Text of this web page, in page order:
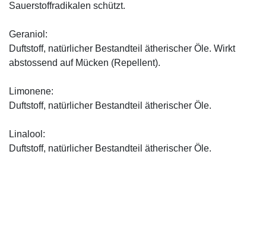
Sauerstoffradikalen schützt.
Geraniol:
Duftstoff, natürlicher Bestandteil ätherischer Öle. Wirkt
abstossend auf Mücken (Repellent).
Limonene:
Duftstoff, natürlicher Bestandteil ätherischer Öle.
Linalool:
Duftstoff, natürlicher Bestandteil ätherischer Öle.